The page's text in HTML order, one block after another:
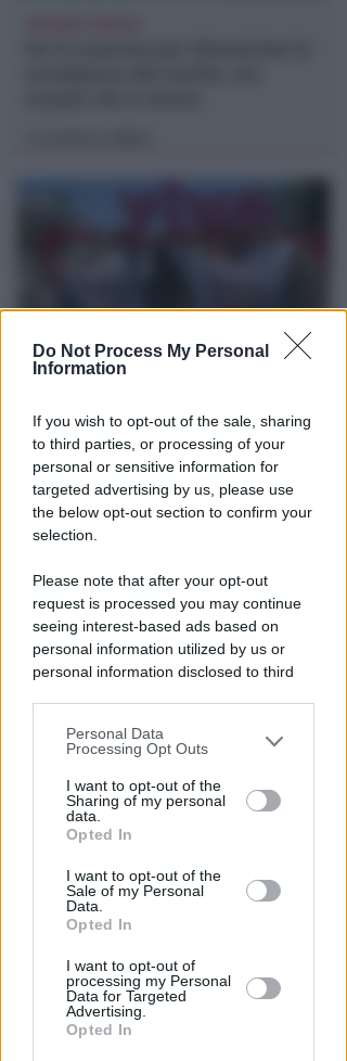
Do Not Process My Personal
Information
If you wish to opt-out of the sale, sharing
to third parties, or processing of your
personal or sensitive information for
targeted advertising by us, please use
the below opt-out section to confirm your
selection.
Please note that after your opt-out
request is processed you may continue
seeing interest-based ads based on
personal information utilized by us or
personal information disclosed to third
You may separately opt-out of the further
disclosure of your personal information
by third parties on the IAB’s list of
downstream participants.
by us to third parties on the IAB’s List of
Downstream Participants that may
further disclose it to other third parties.
Personal Data
Processing Opt Outs
I want to opt-out of the
Sharing of my personal
data.
Opted In
I want to opt-out of the
Sale of my Personal
Data.
Opted In
I want to opt-out of
processing my Personal
Data for Targeted
Advertising.
Opted In
Sicurezza a Riccione. Il M5S:
serve confronto politico serio e
non scaricabarile
Redazione
DRAMMA IN MARE
Stroncato in acqua da un
malore, turista 65enne perde la
vita a Riccione